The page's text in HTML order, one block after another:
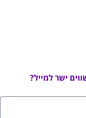
ישר למייל?